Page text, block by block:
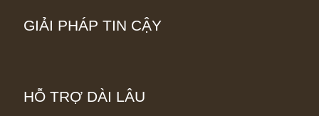
GIẢI PHÁP TIN CẬY
HỖ TRỢ DÀI LÂU